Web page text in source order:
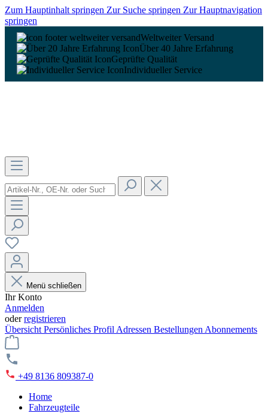
Zum Hauptinhalt springen Zur Suche springen Zur Hauptnavigation
springen
Weltweiter Versand
Über 40 Jahre Erfahrung
Geprüfte Qualität
Individueller Service
Menü schließen
Ihr Konto
Anmelden
oderregistrieren
Übersicht Persönliches Profil Adressen Bestellungen Abonnements
+49 8136 809387-0
Home
Fahrzeugteile